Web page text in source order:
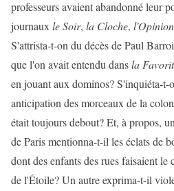
professeurs avaient abandonné leur
journaux le Soir, la Cloche,
S'attrista-t-on du décès de Paul
que l'on avait entendu dansla
en jouant aux dominos? S'inquiéta-t-
anticipation des morceaux de la
était toujours debout? Et, à propos,
de Paris mentionna-t-il les éclats de
dont des enfants des rues faisaient le
de l'Étoile? Un autre exprima-t-il